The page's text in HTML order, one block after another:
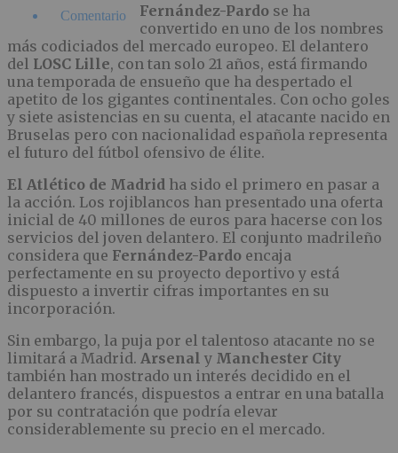
Comentario
Fernández-Pardo se ha
convertido en uno de los nombres
más codiciados del mercado europeo. El delantero
del LOSC Lille, con tan solo 21 años, está firmando
una temporada de ensueño que ha despertado el
apetito de los gigantes continentales. Con ocho goles
y siete asistencias en su cuenta, el atacante nacido en
Bruselas pero con nacionalidad española representa
el futuro del fútbol ofensivo de élite.
El Atlético de Madrid ha sido el primero en pasar a
la acción. Los rojiblancos han presentado una oferta
inicial de 40 millones de euros para hacerse con los
servicios del joven delantero. El conjunto madrileño
considera que Fernández-Pardo encaja
perfectamente en su proyecto deportivo y está
dispuesto a invertir cifras importantes en su
incorporación.
Sin embargo, la puja por el talentoso atacante no se
limitará a Madrid. Arsenal y Manchester City
también han mostrado un interés decidido en el
delantero francés, dispuestos a entrar en una batalla
por su contratación que podría elevar
considerablemente su precio en el mercado.